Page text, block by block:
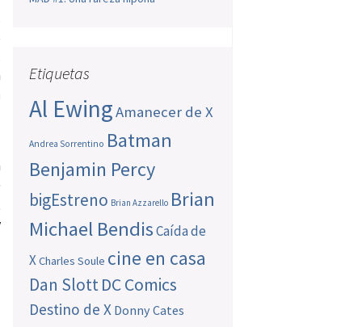
Etiquetas
Al EwingAmanecer de X
Andrea Sorrentino Batman
Benjamin Percy
bigEstreno Brian Azzarello Brian
Michael BendisCaída de
XCharles Soule cine en casa
Dan SlottDC Comics
Destino de X Donny Cates